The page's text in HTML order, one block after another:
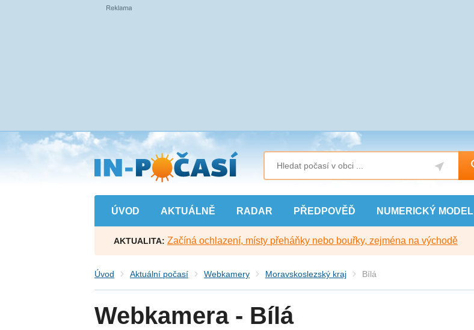
Přejít
na
hlavní
obsah
ÚVOD AKTUÁLNĚ RADAR PŘEDPOVĚĎ NUMERICKÝ MODEL
AKTUALITA: Začíná ochlazení, místy přeháňky nebo bouřky, zejména na východě
Úvod Aktuální počasí Webkamery Moravskoslezský kraj Bílá
Webkamera - Bílá